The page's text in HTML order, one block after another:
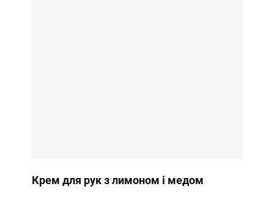
Крем для рук з лимоном і медом